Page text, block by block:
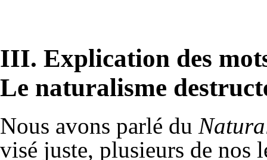
III. Explication des
Le naturalisme
Nous avons parlé du
visé juste, plusieurs de nos